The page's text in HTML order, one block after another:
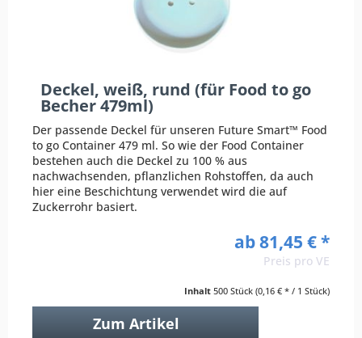
Deckel, weiß, rund (für Food to go
Becher 479ml)
Der passende Deckel für unseren Future Smart™ Food
to go Container 479 ml. So wie der Food Container
bestehen auch die Deckel zu 100 % aus
nachwachsenden, pflanzlichen Rohstoffen, da auch
hier eine Beschichtung verwendet wird die auf
Zuckerrohr basiert.
ab 81,45 € *
Preis pro VE
Inhalt 500 Stück (0,16 € * / 1 Stück)
Zum Artikel